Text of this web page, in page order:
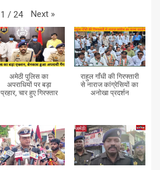
1 / 24 Next »
अमेठी पुलिस का
अपराधियों पर बड़ा
प्रहार, चार हुए गिरफ्तार
राहुल गाँधी की गिरफ्तारी
से नाराज कांग्रेसियों का
अनोखा प्रदर्शन